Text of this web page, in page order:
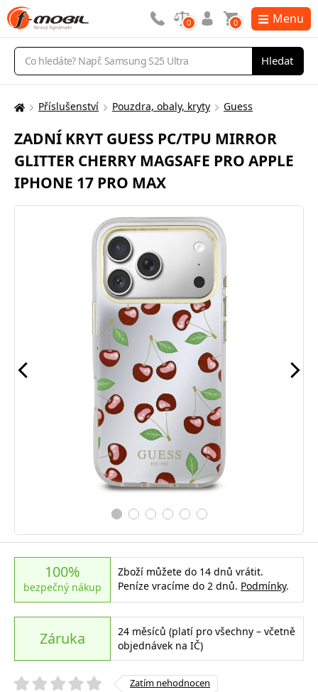
Vyhledávání
Hledat
0 0 Menu
Zde
nacházíte:
Příslušenství Pouzdra, obaly, kryty Guess
ZADNÍ KRYT GUESS PC/TPU MIRROR
GLITTER CHERRY MAGSAFE PRO APPLE
IPHONE 17 PRO MAX
100%
bezpečný nákup
Zboží můžete do 14 dnů vrátit.
Peníze vracíme do 2 dnů. Podmínky.
Záruka
24 měsíců (platí pro všechny – včetně
objednávek na IČ)
Zatím nehodnocen